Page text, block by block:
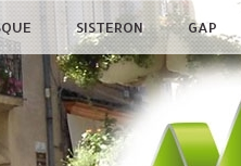
SISTERON GAP